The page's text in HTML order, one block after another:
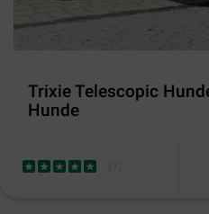
Trixie Telescopic
Hunde